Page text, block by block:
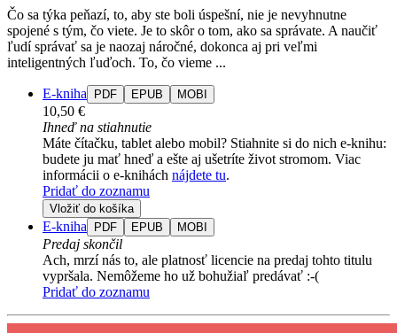
Čo sa týka peňazí, to, aby ste boli úspešní, nie je nevyhnutne
spojené s tým, čo viete. Je to skôr o tom, ako sa správate. A naučiť
ľudí správať sa je naozaj náročné, dokonca aj pri veľmi
inteligentných ľuďoch. To, čo vieme ...
E-kniha PDF EPUB MOBI
10,50 €
Ihneď na stiahnutie
Máte čítačku, tablet alebo mobil? Stiahnite si do nich e-knihu:
budete ju mať hneď a ešte aj ušetríte život stromom. Viac
informácii o e-knihách nájdete tu.
Pridať do zoznamu
Vložiť do košíka
E-kniha PDF EPUB MOBI
Predaj skončil
Ach, mrzí nás to, ale platnosť licencie na predaj tohto titulu
vypršala. Nemôžeme ho už bohužiaľ predávať :-(
Pridať do zoznamu